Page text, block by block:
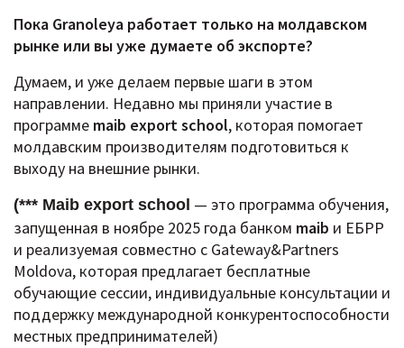
Пока Granoleya работает только на молдавском
рынке или вы уже думаете об экспорте?
Думаем, и уже делаем первые шаги в этом
направлении. Недавно мы приняли участие в
программе maib export school, которая помогает
молдавским производителям подготовиться к
выходу на внешние рынки.
(*** Maib export school — это программа обучения,
запущенная в ноябре 2025 года банком maib и ЕБРР
и реализуемая совместно с Gateway&Partners
Moldova, которая предлагает бесплатные
обучающие сессии, индивидуальные консультации и
поддержку международной конкурентоспособности
местных предпринимателей)